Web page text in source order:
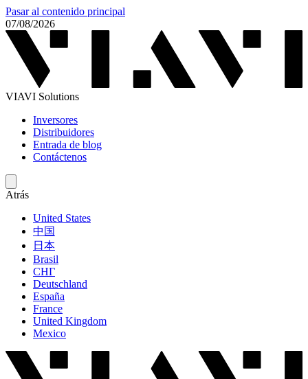
Pasar al contenido principal
07/08/2026
VIAVI Solutions
Inversores
Distribuidores
Entrada de blog
Contáctenos
Atrás
United States
中国
日本
Brasil
СНГ
Deutschland
España
France
United Kingdom
Mexico